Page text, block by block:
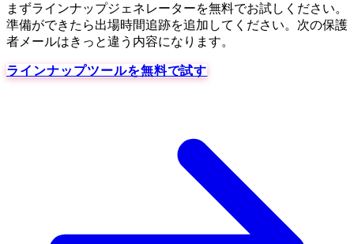
まずラインナップジェネレーターを無料でお試しください。
準備ができたら出場時間追跡を追加してください。次の保護
者メールはきっと違う内容になります。
ラインナップツールを無料で試す